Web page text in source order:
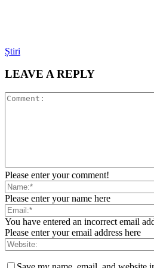
Știri
LEAVE A REPLY
Please enter your comment!
Please enter your name here
You have entered an incorrect email
Please enter your email address here